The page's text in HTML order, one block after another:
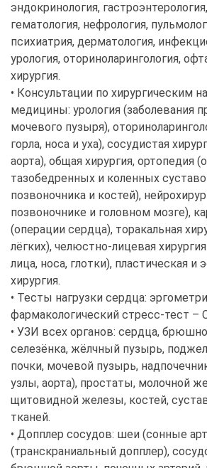
эндокринология,
гематология, нефрология,
психиатрия, дерматология,
урология, оториноларингология,
хирургия.
• Консультации по хирургическим
медицины: урология (заболевания
мочевого пузыря),
горла, носа и уха), сосудистая
аорта), общая хирургия, ортопедия
тазобедренных и коленных
позвоночника и костей),
позвоночнике и головном мозге),
(операции сердца), торакальная
лёгких), челюстно-лицевая
лица, носа, глотки), пластическая и
хирургия.
• Тесты нагрузки сердца:
фармакологический стресс-тест
• УЗИ всех органов: сердца,
селезёнка, жёлчный пузырь,
почки, мочевой пузырь,
узлы, аорта), простаты, молочной
щитовидной железы, костей,
тканей.
• Допплер сосудов: шеи (сонные
(транскраниальный допплер),